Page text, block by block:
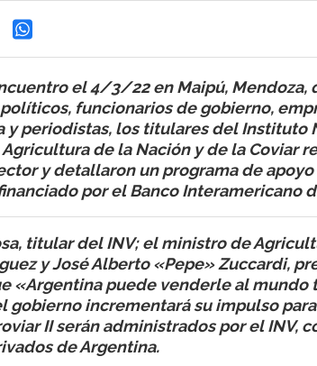
el 4/3/22 en Maipú, Mendoza,
funcionarios de gobierno,
periodistas, los titulares del Instituto
de la Nación y de la Coviar
y detallaron un programa de
por el Banco Interamericano
titular del INV; el ministro de
y José Alberto «Pepe» Zuccardi,
«Argentina puede venderle al mundo
gobierno incrementará su impulso
II serán administrados por el INV,
de Argentina.